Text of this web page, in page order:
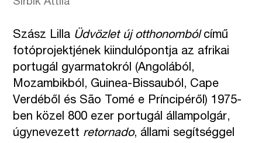
Szász Lilla Üdvözlet új otthonombólcímű
fotóprojektjének kiindulópontja az afrikai
portugál gyarmatokról (Angolából,
Mozambikból, Guinea-Bissauból, Cape
Verdéből és São Tomé e Príncipéről) 1975-
ben közel 800 ezer portugál állampolgár,
úgynevezett retornado, állami segítséggel